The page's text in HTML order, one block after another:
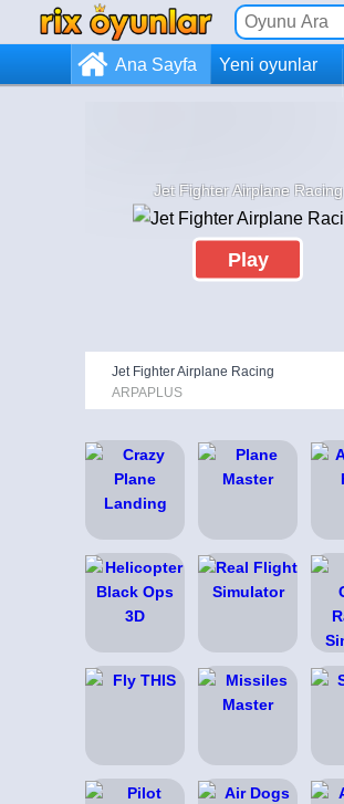
Ana Sayfa Yeni oyunlar
Jet Fighter Airplane Racing
Play
Jet Fighter Airplane Racing
ARPAPLUS